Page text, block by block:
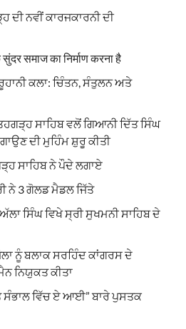
ਨਵੀਂ ਕਾਰਜਕਾਰਨੀ ਦੀ
समाज का निर्माण करना है
ਕਲਾ: ਚਿੰਤਨ, ਸੰਤੁਲਨ ਅਤੇ
ਸਾਹਿਬ ਵਲੋਂ ਗਿਆਨੀ ਦਿੱਤ ਸਿੰਘ
ਦੀ ਮੁਹਿੰਮ ਸ਼ੁਰੂ ਕੀਤੀ
ਸਾਹਿਬ ਨੇ ਪੌਦੇ ਲਗਾਏ
ਨੇ 3 ਗੋਲਡ ਮੈਡਲ ਜਿੱਤੇ
ਸਿੰਘ ਵਿਖੇ ਸ੍ਰੀ ਸੁਖਮਨੀ ਸਾਹਿਬ ਦੇ
ਨੂੰ ਬਲਾਕ ਸਰਹਿੰਦ ਕਾਂਗਰਸ ਦੇ
ਨਿਯੁਕਤ ਕੀਤਾ
ਸੰਭਾਲ ਵਿੱਚ ਏ ਆਈ” ਬਾਰੇ ਪੁਸਤਕ